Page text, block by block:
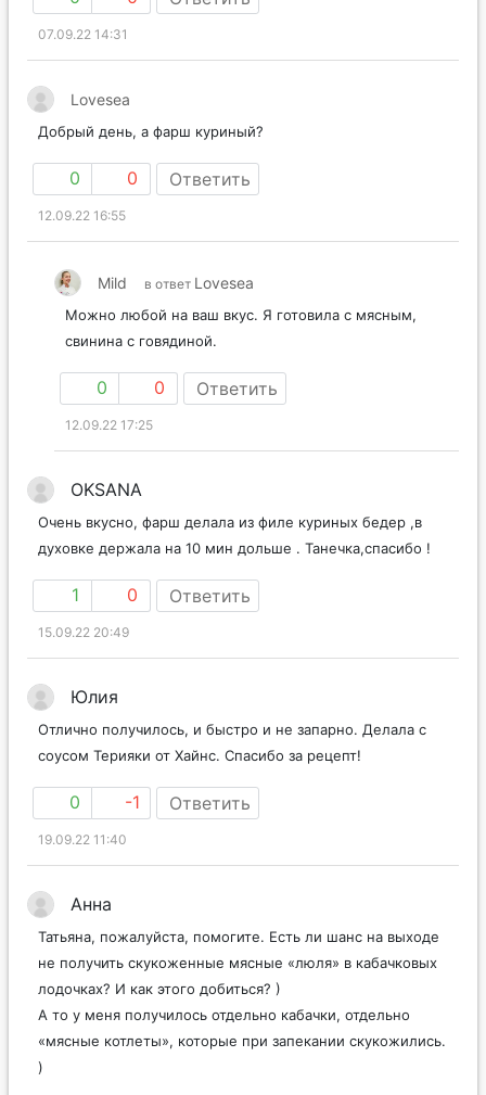
07.09.22 14:31
Lovesea
Добрый день, а фарш куриный?
0 0 Ответить
12.09.22 16:55
Mild в ответ Lovesea
Можно любой на ваш вкус. Я готовила с мясным,
свинина с говядиной.
0 0 Ответить
12.09.22 17:25
OKSANA
Очень вкусно, фарш делала из филе куриных бедер ,в
духовке держала на 10 мин дольше . Танечка,спасибо !
1 0 Ответить
15.09.22 20:49
Юлия
Отлично получилось, и быстро и не запарно. Делала с
соусом Терияки от Хайнс. Спасибо за рецепт!
0 -1 Ответить
19.09.22 11:40
Анна
Татьяна, пожалуйста, помогите. Есть ли шанс на выходе
не получить скукоженные мясные «люля» в кабачковых
лодочках? И как этого добиться? )
А то у меня получилось отдельно кабачки, отдельно
«мясные котлеты», которые при запекании скукожились.
)